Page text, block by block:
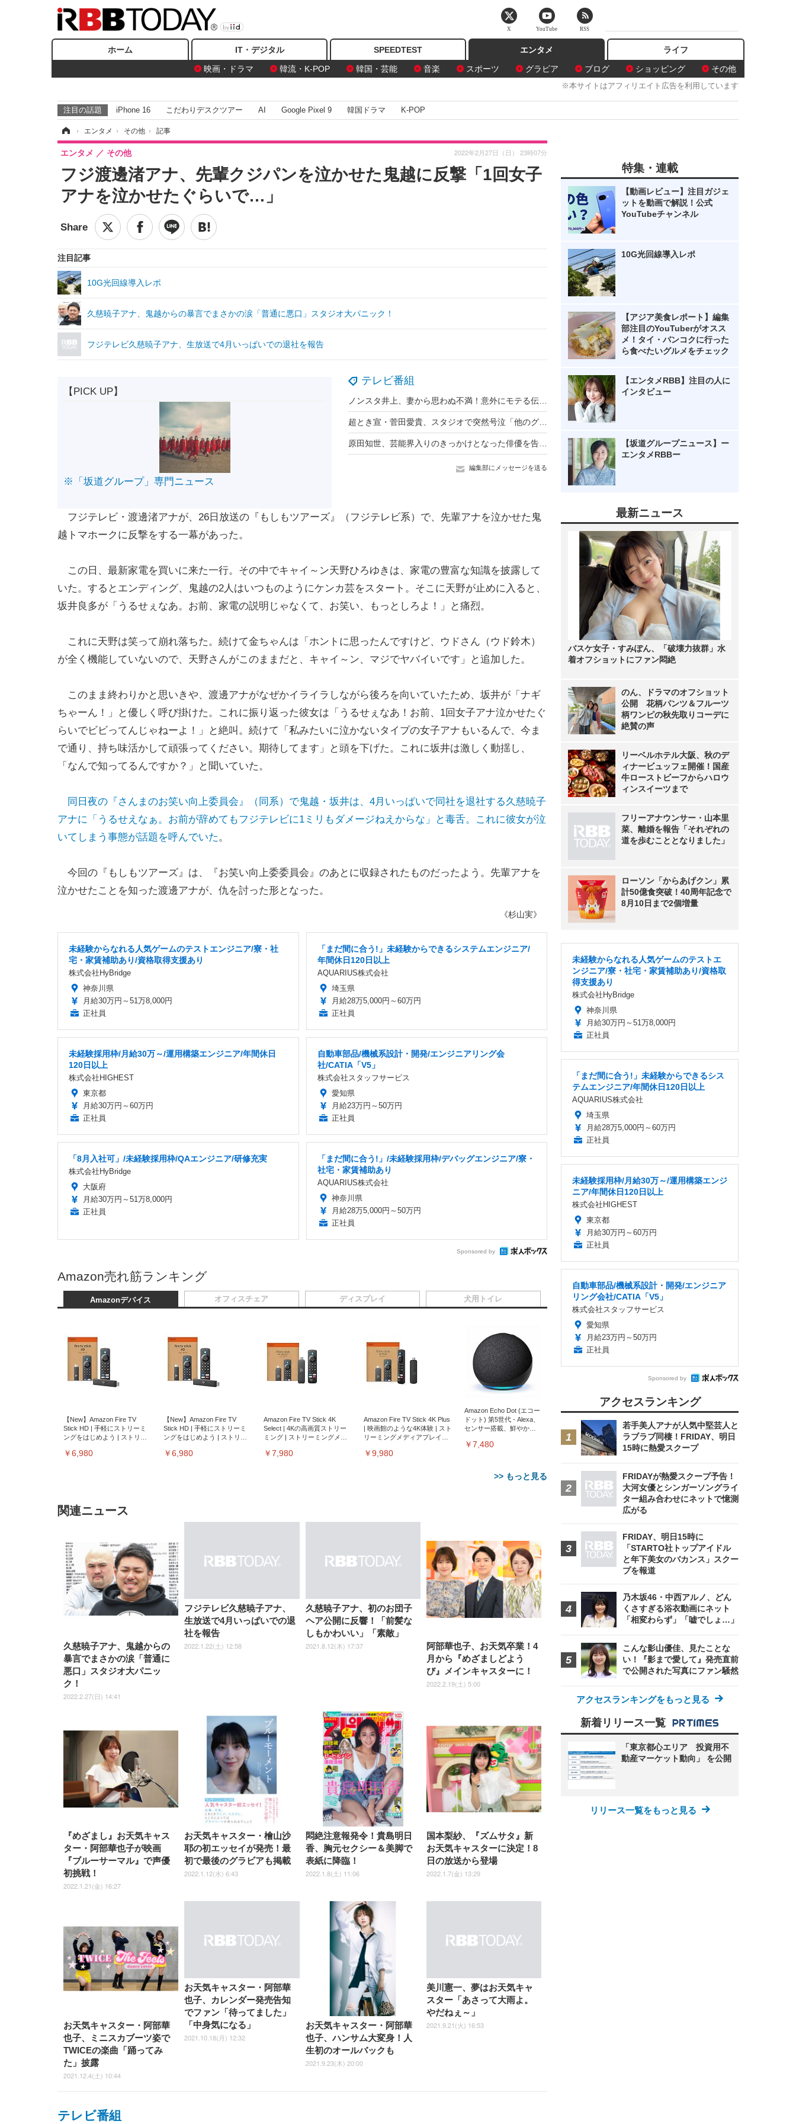
ホーム IT・デジタル SPEEDTEST
エンタメ
映画・ドラマ
韓流・K-POP 韓国・芸能 音楽 スポーツ グラビア ブログ ショッピング その他
ライフ
※本サイトはアフィリエイト広告を利用しています
注目の話題 iPhone 16 こだわりデスクツアー AI Google Pixel 9 韓国ドラマ K-POP
› エンタメ › その他 › 記事
フジ渡邊渚アナ、先輩クジパンを泣かせた鬼越に反撃「1回女子
アナを泣かせたぐらいで…」
エンタメ その他 2022年2月27日（日） 23時07分
注目記事
10G光回線導入レポ
久慈暁子アナ、鬼越からの暴言でまさかの涙「普通に悪口」スタジオ大パニック！
フジテレビ久慈暁子アナ、生放送で4月いっぱいでの退社を報告
テレビ番組
編集部にメッセージを送る
【PICK UP】
※「坂道グループ」専門ニュース
フジテレビ・渡邊渚アナが、26日放送の『もしもツアーズ』（フジテレビ系）で、先輩アナを泣かせた鬼
越トマホークに反撃をする一幕があった。
この日、最新家電を買いに来た一行。その中でキャイ～ン天野ひろゆきは、家電の豊富な知識を披露して
いた。するとエンディング、鬼越の2人はいつものようにケンカ芸をスタート。そこに天野が止めに入ると、
坂井良多が「うるせぇなあ。お前、家電の説明じゃなくて、お笑い、もっとしろよ！」と痛烈。
これに天野は笑って崩れ落ちた。続けて金ちゃんは「ホントに思ったんですけど、ウドさん（ウド鈴木）
が全く機能していないので、天野さんがこのままだと、キャイ～ン、マジでヤバイいです」と追加した。
このまま終わりかと思いきや、渡邊アナがなぜかイライラしながら後ろを向いていたため、坂井が「ナギ
ちゃーん！」と優しく呼び掛けた。これに振り返った彼女は「うるせぇなあ！お前、1回女子アナ泣かせたぐ
らいでビビってんじゃねーよ！」と絶叫。続けて「私みたいに泣かないタイプの女子アナもいるんで、今ま
で通り、持ち味活かして頑張ってください。期待してます」と頭を下げた。これに坂井は激しく動揺し、
「なんで知ってるんですか？」と聞いていた。
同日夜の『さんまのお笑い向上委員会』（同系）で鬼越・坂井は、4月いっぱいで同社を退社する久慈暁子
アナに「うるせえなぁ。お前が辞めてもフジテレビに1ミリもダメージねえからな」と毒舌。これに彼女が泣
いてしまう事態が話題を呼んでいた。
今回の『もしもツアーズ』は、『お笑い向上委委員会』のあとに収録されたものだったよう。先輩アナを
泣かせたことを知った渡邊アナが、仇を討った形となった。
《杉山実》
未経験からなれる人気ゲームのテストエンジニア/寮・社
宅・家賃補助あり/資格取得支援あり
株式会社HyBridge
神奈川県
月給30万円～51万8,000円
正社員
「まだ間に合う!」未経験からできるシステムエンジニア/
年間休日120日以上
AQUARIUS株式会社
埼玉県
月給28万5,000円～60万円
正社員
未経験採用枠/月給30万～/運用構築エンジニア/年間休日
120日以上
株式会社HIGHEST
東京都
月給30万円～60万円
正社員
自動車部品/機械系設計・開発/エンジニアリング会
社/CATIA「V5」
株式会社スタッフサービス
愛知県
月給23万円～50万円
正社員
「8月入社可」/未経験採用枠/QAエンジニア/研修充実
株式会社HyBridge
大阪府
月給30万円～51万8,000円
正社員
「まだ間に合う!」/未経験採用枠/デバッグエンジニア/寮・
社宅・家賃補助あり
AQUARIUS株式会社
神奈川県
月給28万5,000円～50万円
正社員
Sponsored by
Amazon売れ筋ランキング
Amazonデバイス
【New】Amazon Fire TV
Stick HD | 手軽にストリーミ
ングをはじめよう | ストリー
￥6,980
【New】Amazon Fire TV
Stick HD | 手軽にストリーミ
ングをはじめよう | ストリー
￥6,980
Amazon Fire TV Stick 4K
Select | 4Kの高画質ストリー
ミング | ストリーミングメデ
￥7,980
Amazon Fire TV Stick 4K Plus
| 映画館のような4K体験 | スト
リーミングメディアプレイヤ
￥9,980
Amazon Echo Dot (エコー
ドット) 第5世代 - Alexa、
センサー搭載、鮮やかな
￥7,480
>> もっと見る
オフィスチェア
[EdoErgo] オフィスチェア 椅
子 テレワーク 疲れない 跳ね
上げ式アームレスト コンパク
ッシュ 在宅ワーク H-
WY01(黒網+黒枠+黒足)
SIHOO B100 オフィスチェア
／デスクチェア メッシュチェ
ア 人間工学 疲れない ブラッ
￥27,999
チェア 強化バックレスト 30
度ロッキング機能 人間工学 椅
子 腰サポート 90度跳ね上げ
式アームレスト 3Dヘッドレス
ト ハンガー付き 高反発クッシ
￥7,680
Sezlife オフィスチェア デスク
チェア 疲れない テレワーク
チェア 強化バックレスト 30度
ロッキング機能 人間工学 椅子
腰サポート 90度跳ね上げ式ア
ームレスト 3Dヘッドレスト
ハンガー付き 高反発クッショ
ン PCチェア 通気性メッシュ
ゲーミング/勉強/事務用 おし
ゃれ パソコンチェア (ホワイ
￥7,680
ANDWINT オフィスチェ
ア デスクチェア 肘なし メ
ッシュ 通気性 ランバーサ
ポート付き 腰サポート ガ
クト 幅52×奥行58.5×高さ
84～96cm テレワーク 在
宅勤務 ブラック
￥4,139
ディスプレイ
EIZO ビジネス向けプレミア
ムモニター | FlexScan
EV3240X-WT | 31.5型4K
UHD・USB Type-C・ホワイ
EIZO ビジネス向けプレミア
ムモニター | FlexScan
EV2740X-WT | 27.0型4K
UHD・USB Type-C・ホワイ
￥109,572
ク付き（CFI-ZDM1J）
￥49,979
ニター フル
HD（1920×1080）VA 非光
沢 HDMI/DisplayPort/VGA
スピーカー内蔵 高さ調整 ス
イベル VESA対応
ComfortView ビジネス向け
￥15,800
【MiniLED/24.5inch/280Hz/FHD】
GRAPHT THE SHOOTER
Gaming Monitor 24” Essential ゲ
ーミングモニター QD 24.5インチ
￥34,980
犬用トイレ
Amazonベーシック ペットシ
ーツ 薄型 レギュラー 1回使い
捨て 無香料 ホワイト 300枚
Amazonベーシック ペットシ
ーツ 厚型 ワイド 42枚x2袋(84
枚) ホワイト(吸収面:ライトブ
￥3,234
￥1,800
Smart Basic(スマートベーシ
ック) 【Amazon.co.jp限定】
Smart Basic アイリスオーヤマ
ペットシーツ 超厚型 お徳用
ワイド 100枚入 (x 1) (ケース
販売)
￥3,670
アイリスオーヤマ ペット
シーツ 超厚型 お徳用 レギ
ュラー 200枚入
【Amazon.co.jp限定】
関連ニュース
久慈暁子アナ、鬼越からの
暴言でまさかの涙「普通に
悪口」スタジオ大パニッ
ク！
2022.2.27(日) 14:41
フジテレビ久慈暁子アナ、
生放送で4月いっぱいでの退
社を報告
2022.1.22(土) 12:58
久慈暁子アナ、初のお団子
ヘア公開に反響！「前髪な
しもかわいい」「素敵」
2021.8.12(木) 17:37
阿部華也子、お天気卒業！4
月から『めざましどよう
び』メインキャスターに！
2022.2.19(土) 5:00
『めざまし』お天気キャス
ター・阿部華也子が映画
『ブルーサーマル』で声優
初挑戦！
2022.1.21(金) 16:27
お天気キャスター・檜山沙
耶の初エッセイが発売！最
初で最後のグラビアも掲載
2022.1.12(水) 6:43
悶絶注意報発令！貴島明日
香、胸元セクシー＆美脚で
表紙に降臨！
2022.1.8(土) 11:06
国本梨紗、『ズムサタ』新
お天気キャスターに決定！8
日の放送から登場
2022.1.7(金) 13:29
お天気キャスター・阿部華
也子、ミニスカブーツ姿で
TWICEの楽曲「踊ってみ
た」披露
2021.12.4(土) 10:44
お天気キャスター・阿部華
也子、カレンダー発売告知
でファン「待ってました」
「中身気になる」
2021.10.18(月) 12:32
お天気キャスター・阿部華
也子、ハンサム大変身！人
生初のオールバックも
2021.9.23(木) 20:00
美川憲一、夢はお天気キャ
スター「あさって大雨よ。
やだねぇ～」
2021.9.21(火) 16:53
テレビ番組
特集・連載
【動画レビュー】注目ガジェ
ットを動画で解説！公式
YouTubeチャンネル
10G光回線導入レポ
【アジア美食レポート】編集
部注目のYouTuberがオスス
メ！タイ・バンコクに行った
ら食べたいグルメをチェック
【エンタメRBB】注目の人に
インタビュー
【坂道グループニュース】ー
エンタメRBBー
最新ニュース
バスケ女子・すみぽん、「破壊力抜群」水
着オフショットにファン悶絶
のん、ドラマのオフショット
公開 花柄パンツ＆フルーツ
柄ワンピの秋先取りコーデに
絶賛の声
リーベルホテル大阪、秋のデ
ィナービュッフェ開催！国産
牛ローストビーフからハロウ
ィンスイーツまで
フリーアナウンサー・山本里
菜、離婚を報告「それぞれの
道を歩むこととなりました」
ローソン「からあげクン」累
計50億食突破！40周年記念で
8月10日まで2個増量
未経験からなれる人気ゲームのテストエ
ンジニア/寮・社宅・家賃補助あり/資格取
得支援あり
株式会社HyBridge
神奈川県
月給30万円～51万8,000円
正社員
「まだ間に合う!」未経験からできるシス
テムエンジニア/年間休日120日以上
AQUARIUS株式会社
埼玉県
月給28万5,000円～60万円
正社員
未経験採用枠/月給30万～/運用構築エンジ
ニア/年間休日120日以上
株式会社HIGHEST
東京都
月給30万円～60万円
正社員
自動車部品/機械系設計・開発/エンジニア
リング会社/CATIA「V5」
株式会社スタッフサービス
愛知県
月給23万円～50万円
正社員
Sponsored by
アクセスランキング
若手美人アナが人気中堅芸人と
ラブラブ同棲！FRIDAY、明日
15時に熱愛スクープ
FRIDAYが熱愛スクープ予告！
大河女優とシンガーソングライ
ター組み合わせにネットで憶測
広がる
FRIDAY、明日15時に
「STARTO社トップアイドル
と年下美女のバカンス」スクー
プを報道
乃木坂46・中西アルノ、どん
くさすぎる浴衣動画にネット
「相変わらず」「嘘でしょ…」
こんな影山優佳、見たことな
い！『影まで愛して』発売直前
で公開された写真にファン騒然
アクセスランキングをもっと見る
新着リリース一覧
「東京都心エリア 投資用不
動産マーケット動向」 を公開
リリース一覧をもっと見る
X YouTube RSS